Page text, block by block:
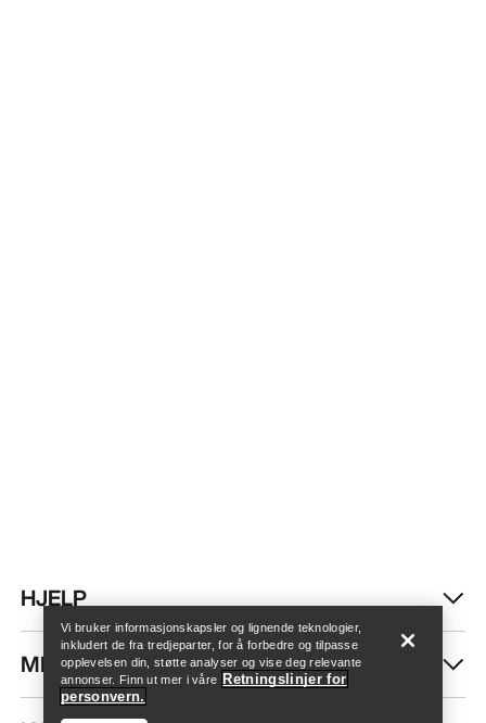
HJELP
MIN KONTO
Vi bruker informasjonskapsler og lignende teknologier,
inkludert de fra tredjeparter, for å forbedre og tilpasse
opplevelsen din, støtte analyser og vise deg relevante
annonser. Finn ut mer i våre Retningslinjer for
personvern.